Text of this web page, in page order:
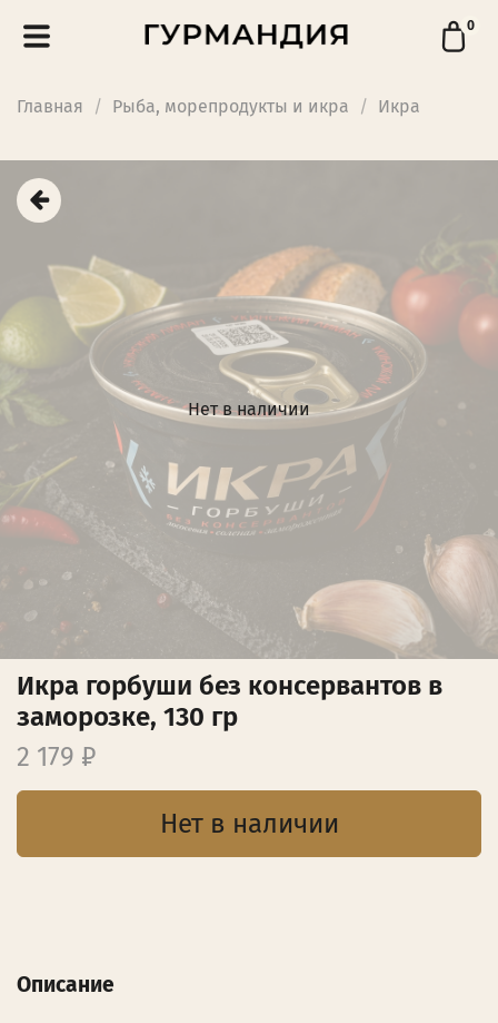
0
Главная Рыба, морепродукты и икра Икра
Нет в наличии
Икра горбуши без консервантов в
заморозке, 130 гр
2 179 ₽
Нет в наличии
Описание